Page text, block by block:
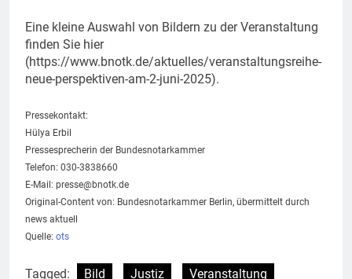
Eine kleine Auswahl von Bildern zu der Veranstaltung
finden Sie hier
(https://www.bnotk.de/aktuelles/veranstaltungsreihe-
neue-perspektiven-am-2-juni-2025).
Pressekontakt:
Hülya Erbil
Pressesprecherin der Bundesnotarkammer
Telefon: 030-3838660
E-Mail: presse@bnotk.de
Original-Content von: Bundesnotarkammer Berlin, übermittelt durch
news aktuell
Quelle: ots
Tagged: Bild Justiz Veranstaltung